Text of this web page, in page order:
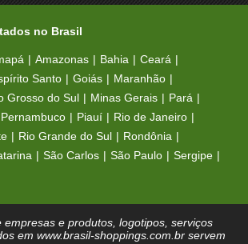
no Brasil
Amazonas Bahia
Ceará
Santo Goiás
Maranhão
Grosso do Sul Minas Gerais
Pará
Pernambuco Piauí
Rio de Janeiro
Rio Grande do Sul
Rondônia
São Carlos São Paulo
Sergipe
empresas e produtos, logotipos, serviços
em www.brasil-shoppings.com.br servem